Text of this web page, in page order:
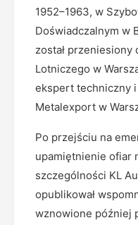
1952–1963, w
Doświadczalnym w
został przeniesiony
Lotniczego w
ekspert techniczny
Metalexport w
Po przejściu na
upamiętnienie ofiar
szczególności KL
opublikował
wznowione później